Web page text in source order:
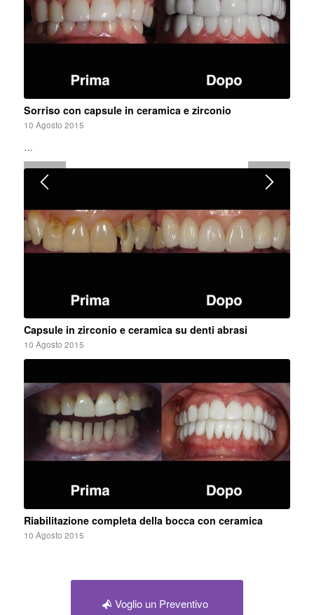
Sorriso con capsule in ceramica e zirconio
10 Agosto 2015
…
Capsule in zirconio e ceramica su denti abrasi
10 Agosto 2015
Riabilitazione completa della bocca con ceramica
10 Agosto 2015
Voglio un Preventivo